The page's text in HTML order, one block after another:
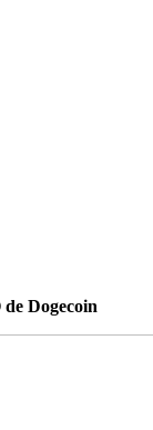
Dogecoin